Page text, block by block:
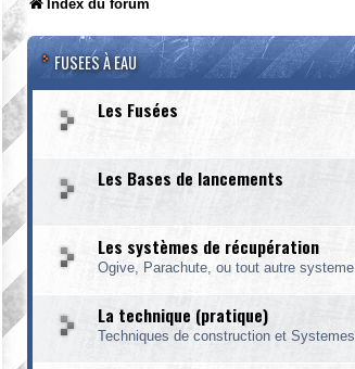
Index du forum
FUSEES À EAU
Les Fusées
Les Bases de lancements
Les systèmes de récupération
Ogive, Parachute, ou tout autre systeme
La technique (pratique)
Techniques de construction et Systemes